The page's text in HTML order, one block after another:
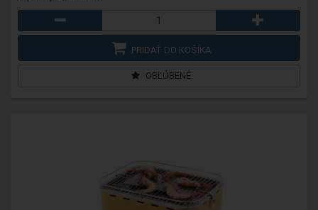
PRIDAŤ DO KOŠÍKA
OBĽÚBENÉ